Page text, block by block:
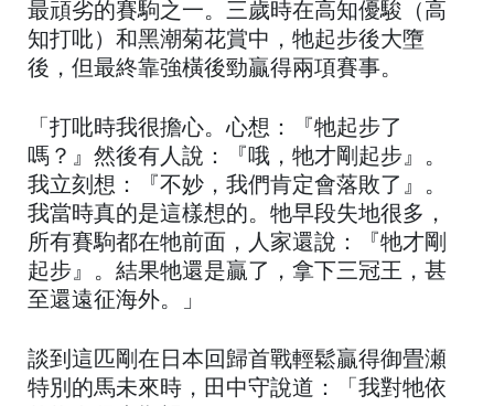
最頑劣的賽駒之一。三歲時在高知優駿（高
知打吡）和黑潮菊花賞中，牠起步後大墮
後，但最終靠強橫後勁贏得兩項賽事。
「打吡時我很擔心。心想：『牠起步了
嗎？』然後有人說：『哦，牠才剛起步』。
我立刻想：『不妙，我們肯定會落敗了』。
我當時真的是這樣想的。牠早段失地很多，
所有賽駒都在牠前面，人家還說：『牠才剛
起步』。結果牠還是贏了，拿下三冠王，甚
至還遠征海外。」
談到這匹剛在日本回歸首戰輕鬆贏得御畳瀬
特別的馬未來時，田中守說道：「我對牠依